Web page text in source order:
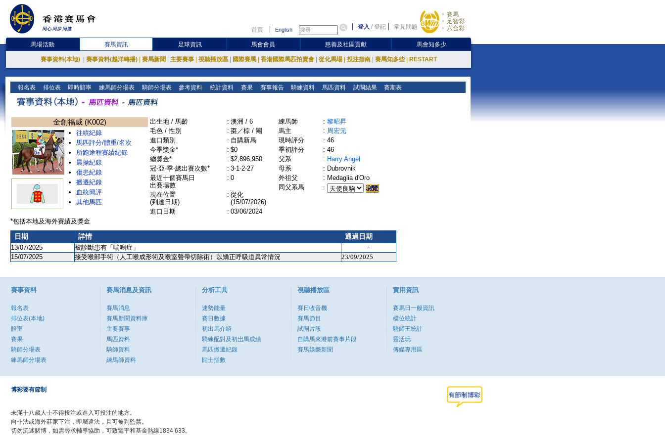
首頁 English 登入 /登記 常見問題
賽馬
足智彩
六合彩
馬場活動 賽馬資訊 足球資訊 馬會會員 慈善及社區貢獻 馬會知多少
賽事資料(本地) 賽事資料(越洋轉播) 賽馬新聞 主要賽事 視聽播放區 國際賽馬 香港國際馬匹拍賣會 從化馬場 投注指南 賽馬知多些 RESTART
報名表 排位表 即時賠率 練馬師分場表 騎師分場表 參考資料 統計資料 賽果 賽事報告 騎練資料 馬匹資料 試閘結果 賽期表
金創福威 (K002)
往績紀錄
馬匹評分/體重/名次
所跑途程賽績紀錄
晨操紀錄
傷患紀錄
搬遷紀錄
血統簡評
其他馬匹
出生地 / 馬齡 : 澳洲 / 6
毛色 / 性別
: 棗／棕 / 閹
進口類別
: 自購新馬
今季獎金*
: $0
總獎金*
: $2,896,950
冠-亞-季-總出賽次數*
: 3-1-2-27
最近十個賽馬日
出賽場數
: 0
現在位置
(到達日期)
: 從化
(15/07/2026)
進口日期
: 03/06/2024
練馬師 : 黎昭昇
馬主
: 周宏元
現時評分
: 46
季初評分
: 46
父系
: Harry Angel
母系
: Dubrovnik
外祖父
: Medaglia d'Oro
同父系馬
:
*包括本地及海外賽績及獎金
日期 詳情
通過日期
13/07/2025
被診斷患有「喘鳴症」
-
15/07/2025
接受喉部手術（人工喉成形術及喉室聲帶切除術）以矯正呼吸道異常情況 23/09/2025
賽事資料
報名表
排位表(本地)
賠率
賽果
騎師分場表
練馬師分場表
賽馬消息及資訊
賽馬消息
賽馬新聞資料庫
主要賽事
馬匹資料
騎師資料
練馬師資料
分析工具
速勢能量
賽日數據
初出馬介紹
騎練配對及初岀馬成績
馬匹搬遷紀錄
貼士指數
視聽播放區
賽日收音機
賽馬節目
試閘片段
自購馬來港前賽事片段
賽馬娛樂新聞
實用資訊
賽馬日一般資訊
檔位統計
騎師王統計
靈活玩
傳媒專用區
博彩要有節制
未滿十八歲人士不得投注或進入可投注的地方。
向非法或海外莊家下注，即屬違法，且可被判監禁。
切勿沉迷賭博，如需尋求輔導協助，可致電平和基金熱線1834 633。